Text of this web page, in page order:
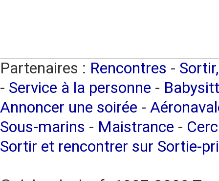
Partenaires : Rencontres -
- Service à la personne -
Annoncer une soirée -
Sous-marins - Maistrance -
Sortir et rencontrer sur Sortie-